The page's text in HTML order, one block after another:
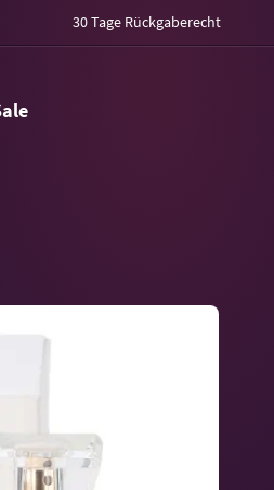
30 Tage Rückgaberecht
Sale